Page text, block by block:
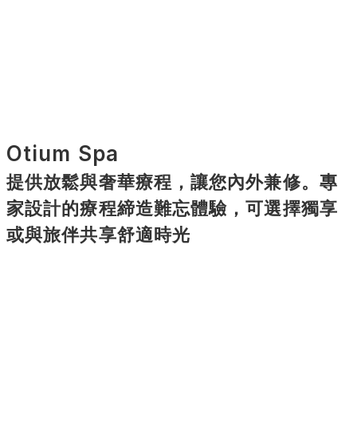
Otium Spa
提供放鬆與奢華療程，讓您內外兼修。專
家設計的療程締造難忘體驗，可選擇獨享
或與旅伴共享舒適時光